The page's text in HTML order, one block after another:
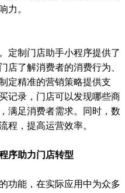
力。
定制门店助手小程序提供了
店了解消费者的消费行为、
定精准的营销策略提供支
记录，门店可以发现哪些商
满足消费者需求。同时，数
程，提高运营效率。
序助力门店转型
功能，在实际应用中为众多